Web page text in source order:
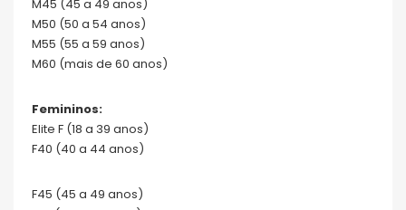
M45 (45 a 49 anos)
M50 (50 a 54 anos)
M55 (55 a 59 anos)
M60 (mais de 60 anos)
Femininos:
Elite F (18 a 39 anos)
F40 (40 a 44 anos)
F45 (45 a 49 anos)